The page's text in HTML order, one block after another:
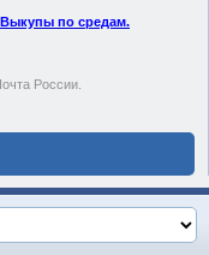
по средам.
России.